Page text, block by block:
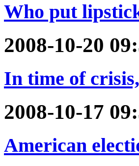
Who put
2008-10-20
In time of
2008-10-17
American